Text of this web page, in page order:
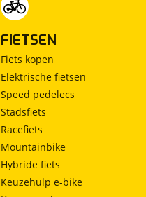
FIETSEN
Fiets kopen
Elektrische fietsen
Speed pedelecs
Stadsfiets
Racefiets
Mountainbike
Hybride fiets
Keuzehulp e-bike